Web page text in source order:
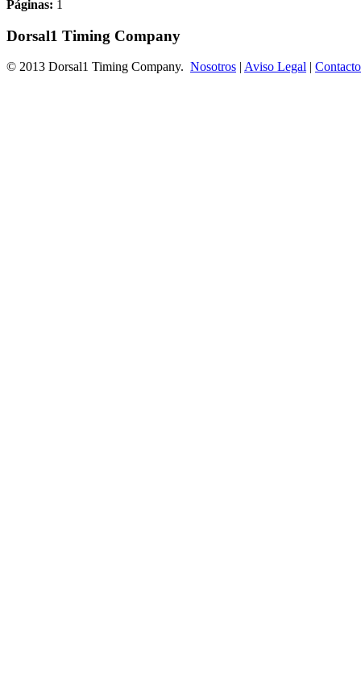
Páginas: 1
Dorsal1 Timing Company
© 2013 Dorsal1 Timing Company. Nosotros | Aviso Legal | Contacto